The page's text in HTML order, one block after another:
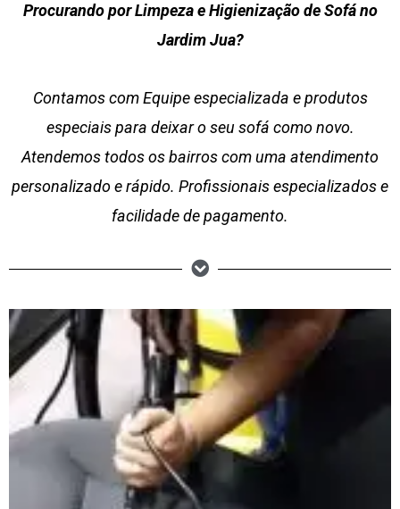
Procurando por Limpeza e Higienização de Sofá no
Jardim Jua?
Contamos com Equipe especializada e produtos
especiais para deixar o seu sofá como novo.
Atendemos todos os bairros com uma atendimento
personalizado e rápido. Profissionais especializados e
facilidade de pagamento.